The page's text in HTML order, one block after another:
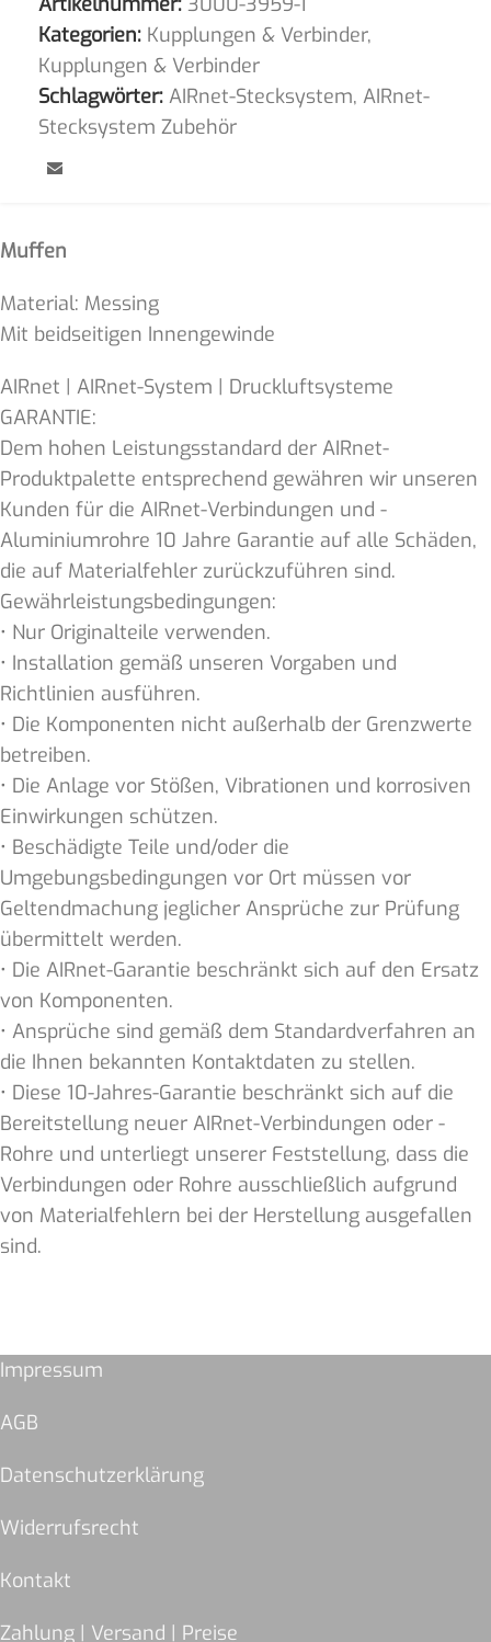
Kategorien: Kupplungen & Verbinder,
Kupplungen & Verbinder
Schlagwörter: AIRnet-Stecksystem, AIRnet-
Stecksystem Zubehör
Muffen
Material: Messing
Mit beidseitigen Innengewinde
AIRnet | AIRnet-System | Druckluftsysteme
GARANTIE:
Dem hohen Leistungsstandard der AIRnet-
Produktpalette entsprechend gewähren wir unseren
Kunden für die AIRnet-Verbindungen und -
Aluminiumrohre 10 Jahre Garantie auf alle Schäden,
die auf Materialfehler zurückzuführen sind.
Gewährleistungsbedingungen:
• Nur Originalteile verwenden.
• Installation gemäß unseren Vorgaben und
Richtlinien ausführen.
• Die Komponenten nicht außerhalb der Grenzwerte
betreiben.
• Die Anlage vor Stößen, Vibrationen und korrosiven
Einwirkungen schützen.
• Beschädigte Teile und/oder die
Umgebungsbedingungen vor Ort müssen vor
Geltendmachung jeglicher Ansprüche zur Prüfung
übermittelt werden.
• Die AIRnet-Garantie beschränkt sich auf den Ersatz
von Komponenten.
• Ansprüche sind gemäß dem Standardverfahren an
die Ihnen bekannten Kontaktdaten zu stellen.
• Diese 10-Jahres-Garantie beschränkt sich auf die
Bereitstellung neuer AIRnet-Verbindungen oder -
Rohre und unterliegt unserer Feststellung, dass die
Verbindungen oder Rohre ausschließlich aufgrund
von Materialfehlern bei der Herstellung ausgefallen
sind.
Impressum
AGB
Datenschutzerklärung
Widerrufsrecht
Kontakt
Zahlung | Versand | Preise